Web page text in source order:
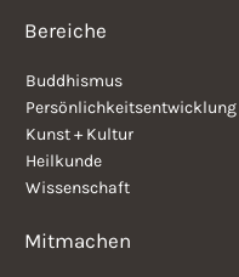
Bereiche
Buddhismus
Persönlichkeitsentwicklung
Kunst + Kultur
Heilkunde
Wissenschaft
Mitmachen